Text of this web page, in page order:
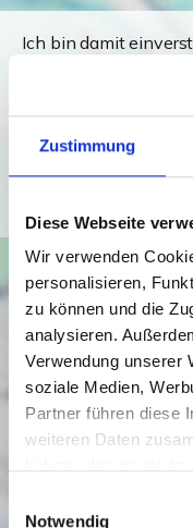
Zustimmung
Diese Webseite
Wir verwenden
personalisieren,
zu können und die
analysieren.
Verwendung unserer
soziale Medien,
Partner führen diese
weiteren Daten
Notwendig
Ich bin damit